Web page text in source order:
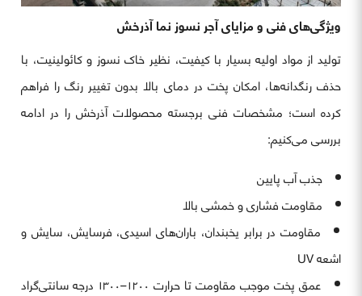
ویژگی‌های فنی و مزایای آجر نسوز نما آذرخش
تولید از مواد اولیه بسیار با کیفیت، نظیر خاک نسوز و کائولینیت، با
حذف رنگدانه‌ها، امکان پخت در دمای بالا بدون تغییر رنگ را فراهم
کرده است؛ مشخصات فنی برجسته محصولات آذرخش را در ادامه
بررسی می‌کنیم:
جذب آب پایین
مقاومت فشاری و خمشی بالا
مقاومت در برابر یخبندان، باران‌های اسیدی، فرسایش، سایش و
اشعه UV
عمق پخت موجب مقاومت تا حرارت ۱۲۰۰–۱۳۰۰ درجه سانتی‌گراد